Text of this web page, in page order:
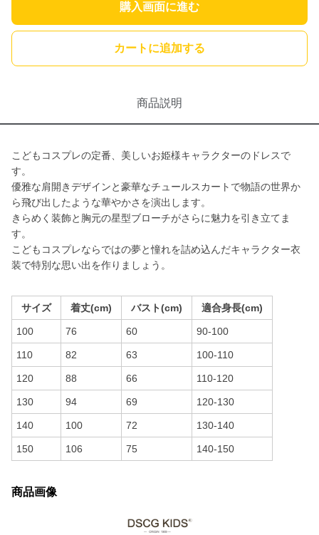
購入画面に進む
カートに追加する
商品説明
こどもコスプレの定番、美しいお姫様キャラクターのドレスで
す。
優雅な肩開きデザインと豪華なチュールスカートで物語の世界か
ら飛び出したような華やかさを演出します。
きらめく装飾と胸元の星型ブローチがさらに魅力を引き立てま
す。
こどもコスプレならではの夢と憧れを詰め込んだキャラクター衣
装で特別な思い出を作りましょう。
サイズ 着丈(cm) バスト(cm) 適合身長(cm)
100 76 60 90-100
110 82 63 100-110
120 88 66 110-120
130 94 69 120-130
140 100 72 130-140
150 106 75 140-150
商品画像